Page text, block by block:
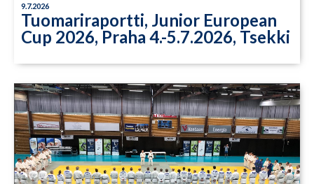
9.7.2026
Tuomariraportti, Junior European
Cup 2026, Praha 4.-5.7.2026, Tsekki